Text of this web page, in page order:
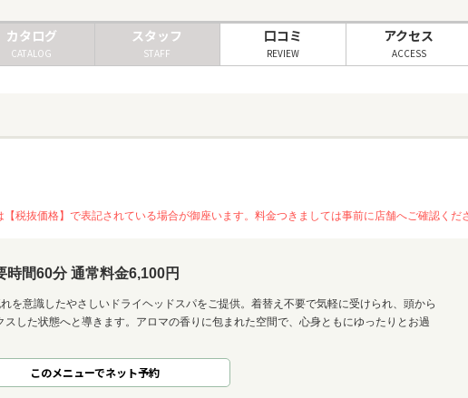
カタログ
CATALOG
スタッフ
STAFF
口コミ
REVIEW
アクセス
ACCESS
税抜価格】で表記されている場合が御座います。料金つきましては事前に店舗へご確認くだ
時間60分 通常料金6,100円
を意識したやさしいドライヘッドスパをご提供。着替え不要で気軽に受けられ、頭から
した状態へと導きます。アロマの香りに包まれた空間で、心身ともにゆったりとお過
このメニューでネット予約